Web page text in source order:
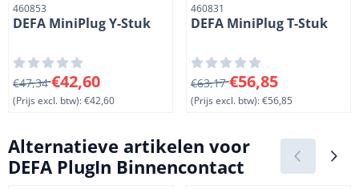
Artikelnummer
460853
DEFA MiniPlug Y-Stuk
Van 47,34 voor 42,60, exclusief btw: 42,60
€47,34€42,60
(Prijs excl. btw):€42,60
Artikelnummer
460831
DEFA MiniPlug T-Stuk
Van 63,17 voor 56,85,
€63,17€56,85
(Prijs excl. btw):€56,85
Alternatieve artikelen voor
DEFA PlugIn Binnencontact